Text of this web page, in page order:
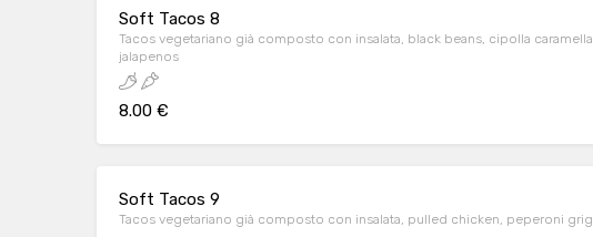
Soft Tacos 8
Tacos vegetariano già composto con insalata, black beans, cipolla
jalapenos
8.00 €
Soft Tacos 9
Tacos vegetariano già composto con insalata, pulled chicken, peperoni